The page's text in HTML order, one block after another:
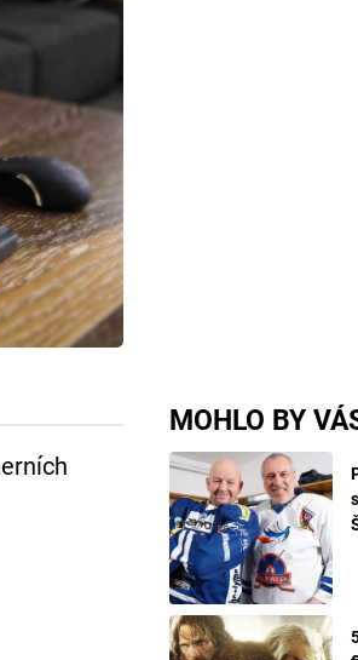
MOHLO BY